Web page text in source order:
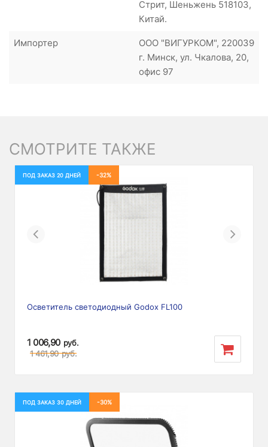
Стрит, Шеньжень 518103,
Китай.
Импортер
ООО "ВИГУРКОМ", 220039
г. Минск, ул. Чкалова, 20,
офис 97
СМОТРИТЕ ТАКЖЕ
ПОД ЗАКАЗ 20 ДНЕЙ -32%
Previous Next
Осветитель светодиодный Godox FL100
1 006,90 руб.
1 461,90 руб.
ПОД ЗАКАЗ 30 ДНЕЙ -30%